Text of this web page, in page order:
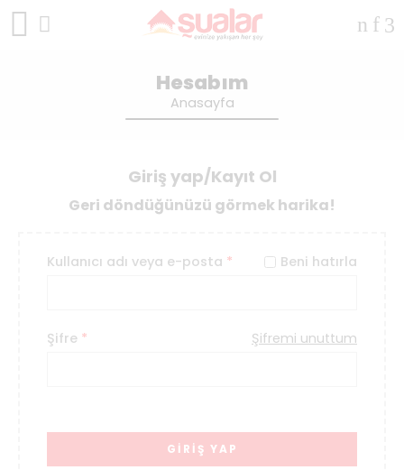
Hesabım
Anasayfa
Giriş yap/Kayıt Ol
Geri döndüğünüzü görmek harika!
Kullanıcı adı veya e-posta * Beni hatırla
Şifre * Şifremi unuttum
GİRİŞ YAP